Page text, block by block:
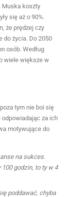
Muska koszty
się aż o 90%.
że prędzej czy
do życia. Do 2050
osób. Według
wiele większe w
tym nie boi się
odpowiadając za ich
motywujące do
na sukces.
godzin, to ty w 4
poddawać, chyba